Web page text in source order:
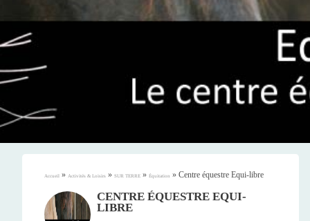
Accueil » Activités & Loisirs » SUR TERRE » Équitation » Centre équestre Equi-libre
CENTRE ÉQUESTRE EQUI-
LIBRE